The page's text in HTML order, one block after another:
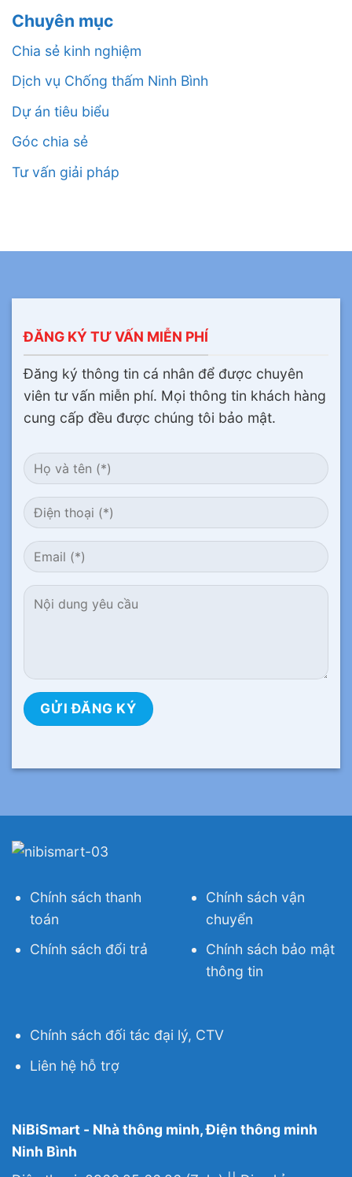
Chuyên mục
Chia sẻ kinh nghiệm
Dịch vụ Chống thấm Ninh Bình
Dự án tiêu biểu
Góc chia sẻ
Tư vấn giải pháp
ĐĂNG KÝ TƯ VẤN MIỄN PHÍ
Đăng ký thông tin cá nhân để được chuyên
viên tư vấn miễn phí. Mọi thông tin khách hàng
cung cấp đều được chúng tôi bảo mật.
Chính sách thanh
toán
Chính sách đổi trả
Chính sách vận
chuyển
Chính sách bảo mật
thông tin
Chính sách đối tác đại lý, CTV
Liên hệ hỗ trợ
NiBiSmart - Nhà thông minh, Điện thông minh
Ninh Bình